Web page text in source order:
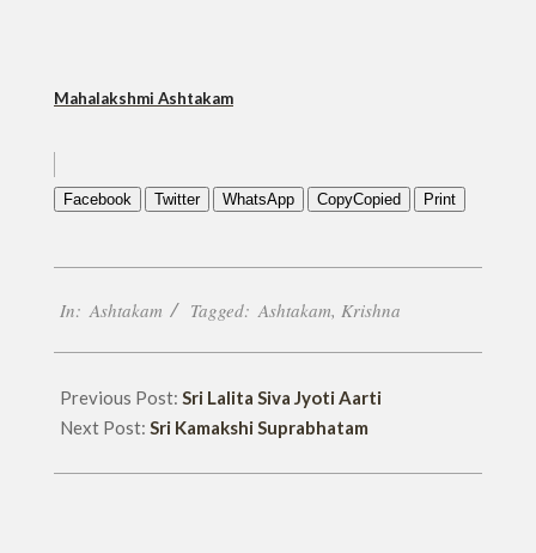
Mahalakshmi Ashtakam
Facebook Twitter WhatsApp CopyCopied Print
04-
In: Ashtakam Tagged: Ashtakam, Krishna
Previous Post: Sri Lalita Siva Jyoti Aarti
Next Post: Sri Kamakshi Suprabhatam